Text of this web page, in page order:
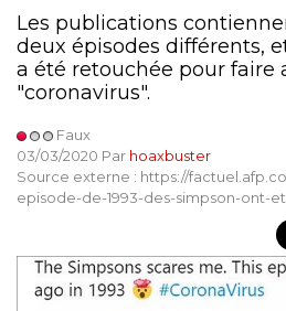
Les publications
deux épisodes différents,
a été retouchée pour faire
"coronavirus".
Faux
03/03/2020 Par hoaxbuster
Source externe : https://
episode-de-1993-des-simpson-ont-